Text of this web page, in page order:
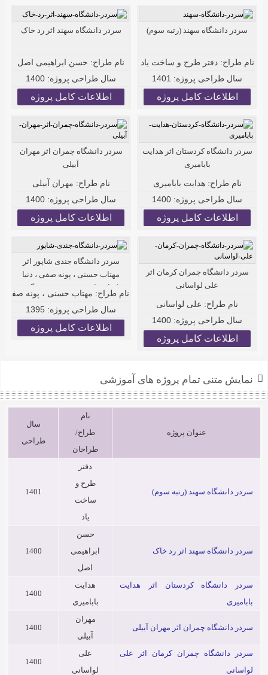
سردر دانشگاه سهند (رتبه سوم)
نام طراح: دفتر طرح و ساخت یاد
سال طراحی پروژه: 1401
اطلاعات کامل پروژه
سردر دانشگاه سهند اثر رد خاک
نام طراح: حسن ابراهیمی اصل
سال طراحی پروژه: 1400
اطلاعات کامل پروژه
سردر دانشگاه کردستان اثر هدایت
بابامیری
نام طراح: هدایت بابامیری
سال طراحی پروژه: 1400
اطلاعات کامل پروژه
سردر دانشگاه چمران اثر مهران
آبیلی
نام طراح: مهران آبیلی
سال طراحی پروژه: 1400
اطلاعات کامل پروژه
سردر دانشگاه چمران کرمان اثر
علی لواسانی
نام طراح: علی لواسانی
سال طراحی پروژه: 1400
اطلاعات کامل پروژه
سردر دانشگاه جندی شاپور اثر
مهتاب حسنی ، پونه صفی ، دنیا
کفاش امیری و زینب هوشنگی
نام طراح: مهتاب حسنی ، پونه صفی
سال طراحی پروژه: 1395
اطلاعات کامل پروژه
نمایش متنی تمام پروژه های آموزشی
عنوان پروژه
نام
طراح/
طراحان
سال
طراحی
سردر دانشگاه سهند (رتبه سوم)
دفتر
طرح و
ساخت
یاد
1401
سردر دانشگاه سهند اثر رد خاک
حسن
ابراهیمی
اصل
1400
سردر دانشگاه کردستان اثر هدایت
بابامیری
هدایت
بابامیری
1400
سردر دانشگاه چمران اثر مهران آبیلی
مهران
آبیلی
1400
سردر دانشگاه چمران کرمان اثر علی
لواسانی
علی
لواسانی
1400